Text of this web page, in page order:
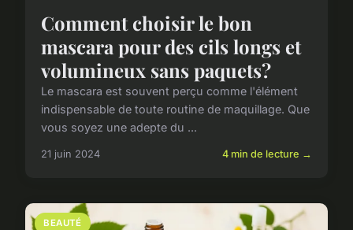
Comment choisir le bon
mascara pour des cils longs et
volumineux sans paquets?
Le mascara est souvent perçu comme l'élément
indispensable de toute routine de maquillage. Que
vous soyez une adepte du ...
21 juin 2024 4 min de lecture →
BEAUTÉ